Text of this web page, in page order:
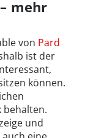
mehr
von Pard
ist der
können.
behalten.
und